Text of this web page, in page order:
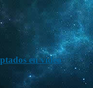
en vídeo